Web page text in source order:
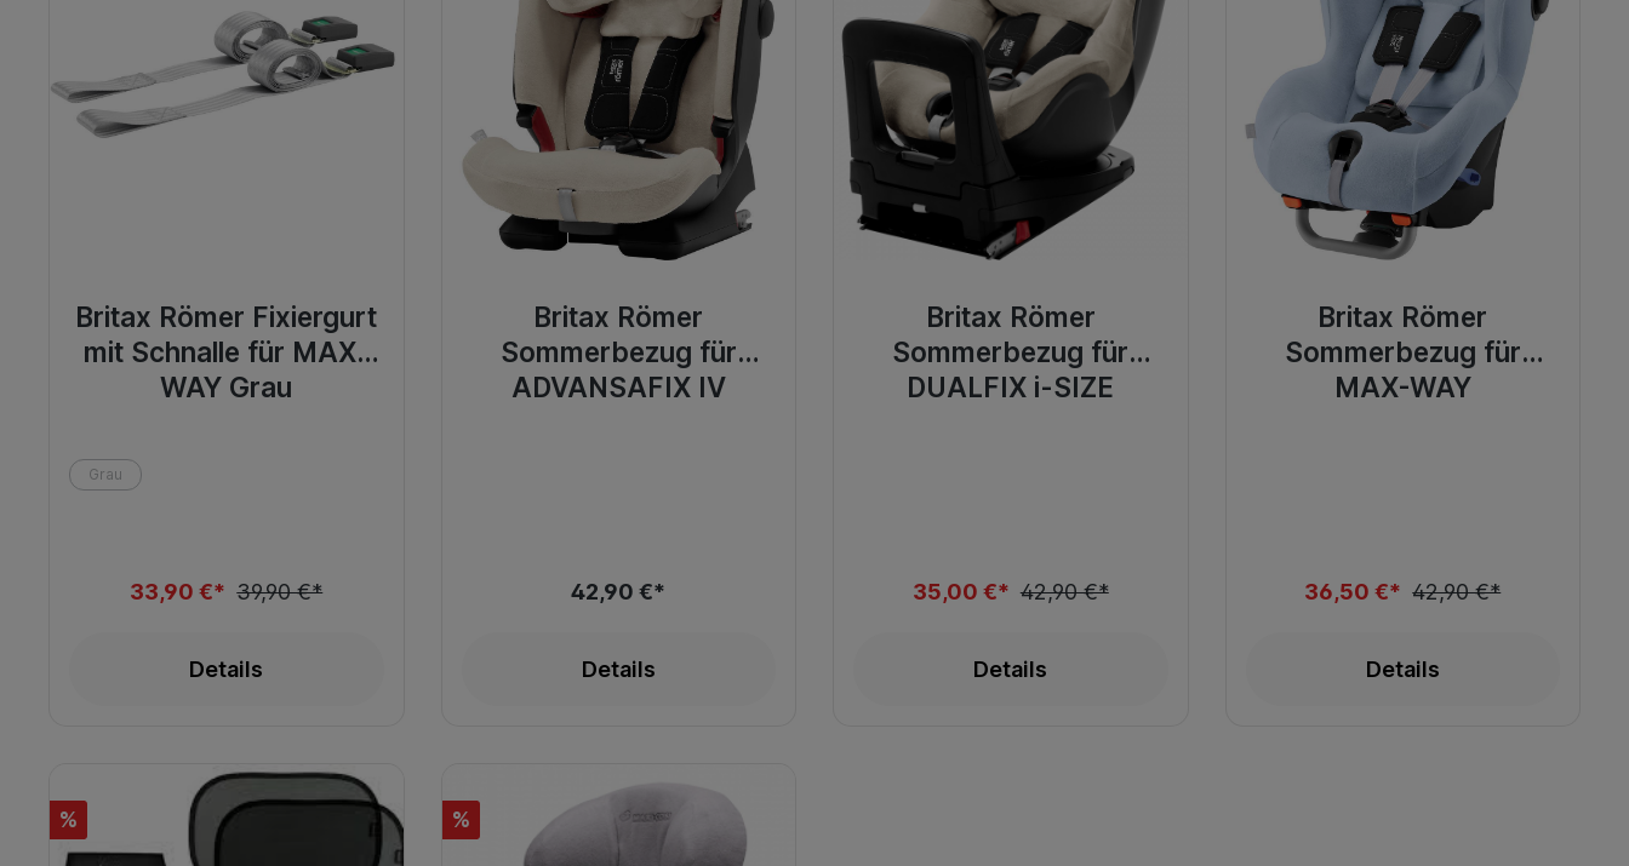
Britax Römer Fixiergurt
mit Schnalle für MAX-
WAY Grau
Grau
33,90 €* 39,90 €*
Details
Britax Römer
Sommerbezug für
ADVANSAFIX IV
42,90 €*
Details
Britax Römer
Sommerbezug für
DUALFIX i-SIZE
35,00 €* 42,90 €*
Details
Britax Römer
Sommerbezug für
MAX-WAY
36,50 €* 42,90 €*
Details
% %